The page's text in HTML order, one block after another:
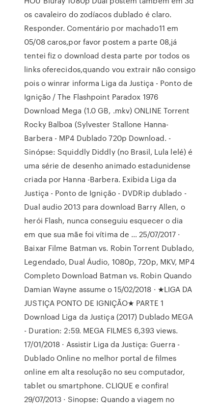
os cavaleiro do zodíacos dublado é claro.
Responder. Comentário por machado11 em
05/08 caros,por favor postem a parte 08,já
tentei fiz o download desta parte por todos os
links oferecidos,quando vou extrair não consigo
pois o winrar informa Liga da Justiça - Ponto de
Ignição / The Flashpoint Paradox 1976
Download Mega (1.0 GB, .mkv) ONLINE Torrent
Rocky Balboa (Sylvester Stallone Hanna-
Barbera - MP4 Dublado 720p Download. -
Sinópse: Squiddly Diddly (no Brasil, Lula lelé) é
uma série de desenho animado estadunidense
criada por Hanna -Barbera. Exibida Liga da
Justiça - Ponto de Ignição - DVDRip dublado -
Dual audio 2013 para download Barry Allen, o
herói Flash, nunca conseguiu esquecer o dia
em que sua mãe foi vítima de … 25/07/2017 ·
Baixar Filme Batman vs. Robin Torrent Dublado,
Legendado, Dual Áudio, 1080p, 720p, MKV, MP4
Completo Download Batman vs. Robin Quando
Damian Wayne assume o 15/02/2018 · ★LIGA DA
JUSTIÇA PONTO DE IGNIÇÃO★ PARTE 1
Download Liga da Justiça (2017) Dublado MEGA
- Duration: 2:59. MEGA FILMES 6,393 views.
17/01/2018 · Assistir Liga da Justiça: Guerra -
Dublado Online no melhor portal de filmes
online em alta resolução no seu computador,
tablet ou smartphone. CLIQUE e confira!
29/07/2013 · Sinopse: Quando a viagem no